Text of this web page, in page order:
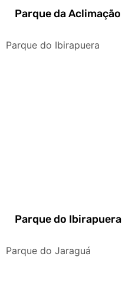
Parque da Aclimação
Parque do Ibirapuera
Parque do Ibirapuera
Parque do Jaraguá